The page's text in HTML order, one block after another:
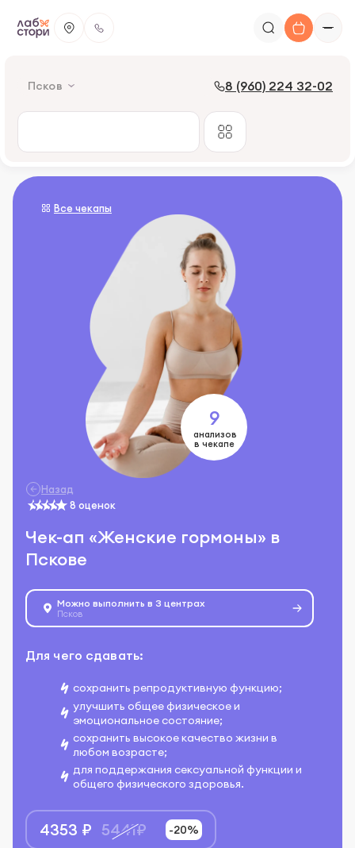
Псков 8 (960) 224 32-02
Назад
Все чекапы
8 оценок
Чек-ап «Женские гормоны» в
Пскове
Можно выполнить в 3 центрах
Псков
Для чего сдавать:
сохранить репродуктивную функцию;
улучшить общее физическое и
эмоциональное состояние;
сохранить высокое качество жизни в
любом возрасте;
для поддержания сексуальной функции и
общего физического здоровья.
4353 ₽ 5441₽ -20%
9
анализов
в чекапе